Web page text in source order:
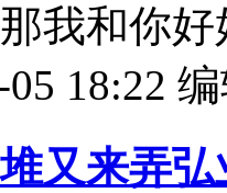
我和你
18:22
又来弄弘